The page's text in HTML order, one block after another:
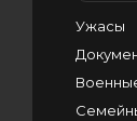
Ужасы